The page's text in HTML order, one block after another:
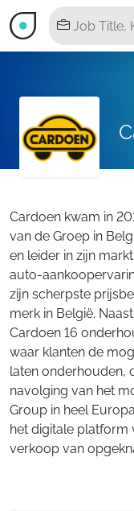
Cardoen kwam in
van de Groep in
en leider in zijn
auto-
zijn scherpste
merk in België.
Cardoen 16
waar klanten de
laten onderhouden,
navolging van het
Group in heel
het digitale platform
verkoop van